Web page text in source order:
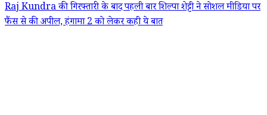
Raj Kundra की गिरफ्तारी के बाद पहली बार शिल्पा शेट्टी ने सोशल मीडिया पर
फैंस से की अपील, हंगामा 2 को लेकर कही ये बात